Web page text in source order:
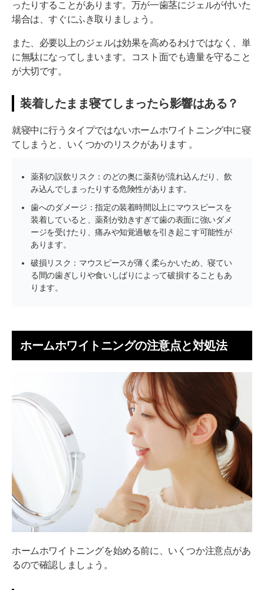
ったりすることがあります。万が一歯茎にジェルが付いた
場合は、すぐにふき取りましょう。
また、必要以上のジェルは効果を高めるわけではなく、単
に無駄になってしまいます。コスト面でも適量を守ること
が大切です。
装着したまま寝てしまったら影響はある？
就寝中に行うタイプではないホームホワイトニング中に寝
てしまうと、いくつかのリスクがあります 。
薬剤の誤飲リスク：のどの奥に薬剤が流れ込んだり、飲
み込んでしまったりする危険性があります。
歯へのダメージ：指定の装着時間以上にマウスピースを
装着していると、薬剤が効きすぎて歯の表面に強いダメ
ージを受けたり、痛みや知覚過敏を引き起こす可能性が
あります。
破損リスク：マウスピースが薄く柔らかいため、寝てい
る間の歯ぎしりや食いしばりによって破損することもあ
ります。
ホームホワイトニングの注意点と対処法
ホームホワイトニングを始める前に、いくつか注意点があ
るので確認しましょう。